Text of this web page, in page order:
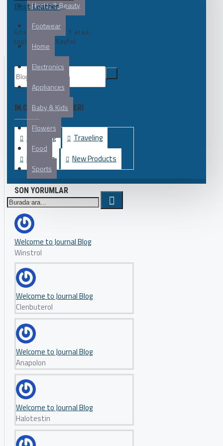
Health & Beauty
Footwear
Home
Electronics
Appliances
Baby & Kids
Flowers
Food
Sports
Best Leather Bags
Gösterilen: 1 ile 1 arası,
toplam: 1 (1 Sayfa)
BLOG KATEGORILERI
Shopping
Traveling
Branding
New Products
SON YORUMLAR
Welcome to Journal Blog
Winstrol
Welcome to Journal Blog
Clenbuterol
Welcome to Journal Blog
Anapolon
Welcome to Journal Blog
Halotestin